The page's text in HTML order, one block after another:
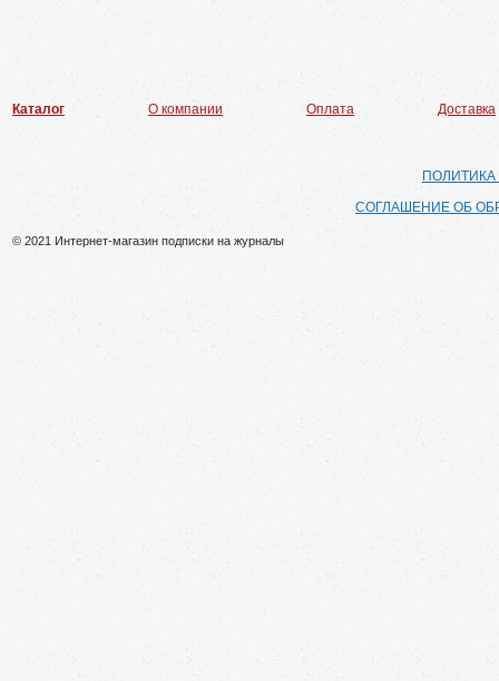
Каталог О компании Оплата Доставка
СОГЛАШЕНИЕ ОБ
© 2021 Интернет-магазин подписки на журналы